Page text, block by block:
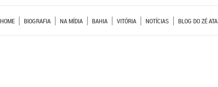
HOME BIOGRAFIA NA MÍDIA BAHIA VITÓRIA NOTÍCIAS BLOG DO ZÉ